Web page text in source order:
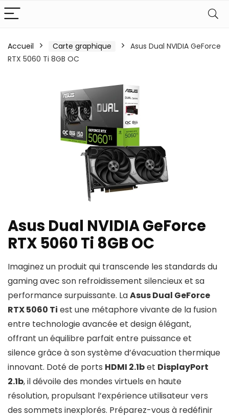
Accueil Carte graphique
Asus Dual NVIDIA GeForce
RTX 5060 Ti 8GB OC
Asus Dual NVIDIA GeForce
RTX 5060 Ti 8GB OC
Imaginez un produit qui transcende les standards du
gaming avec son refroidissement silencieux et sa
performance surpuissante. LaAsus Dual GeForce
RTX 5060 Ti est une métaphore vivante de la fusion
entre technologie avancée et design élégant,
offrant un équilibre parfait entre puissance et
silence grâce à son système d’évacuation thermique
innovant. Doté de ports HDMI 2.1bet DisplayPort
2.1b, il dévoile des mondes virtuels en haute
résolution, propulsant l’expérience utilisateur vers
des sommets inexplorés. Préparez-vous à redéfinir